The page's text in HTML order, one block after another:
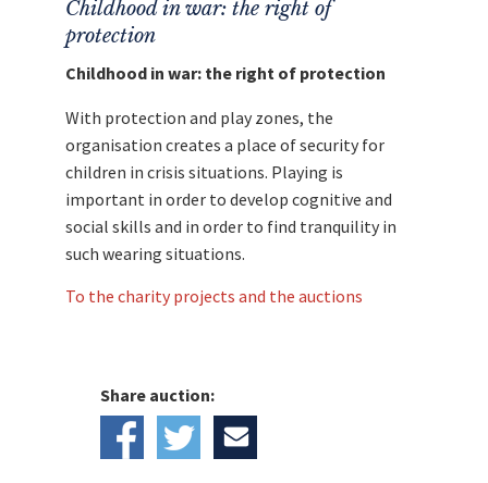
Childhood in war: the right of
protection
Childhood in war: the right of protection
With protection and play zones, the
organisation creates a place of security for
children in crisis situations. Playing is
important in order to develop cognitive and
social skills and in order to find tranquility in
such wearing situations.
To the charity projects and the auctions
Share auction: